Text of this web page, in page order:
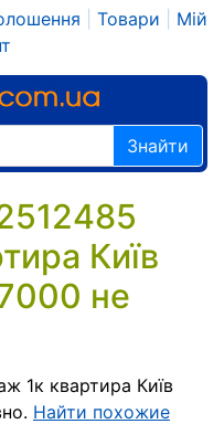
Товари
Мій
Знайти
Київ
не
1к квартира Київ
Найти похожие